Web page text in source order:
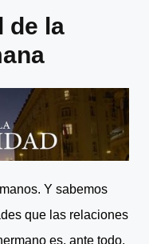
de la
Y sabemos
que las relaciones
es, ante todo,